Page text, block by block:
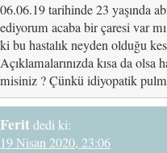
06.06.19 tarihinde 23 yaşında
ediyorum acaba bir çaresi var
ki bu hastalık neyden olduğu
Açıklamalarınızda kısa da
misiniz ? Çünkü idiyopatik
Feritdedi ki:
19 Nisan 2020, 23:06